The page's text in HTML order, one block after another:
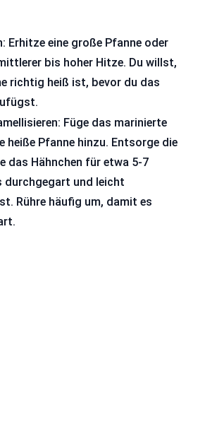
Erhitze eine große Pfanne oder
bis hoher Hitze. Du willst,
richtig heiß ist, bevor du das
Füge das marinierte
heiße Pfanne hinzu. Entsorge die
das Hähnchen für etwa 5-7
durchgegart und leicht
Rühre häufig um, damit es